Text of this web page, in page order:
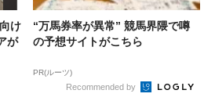
け
が
“万馬券率が異常” 競馬界隈で噂
の予想サイトがこちら
PR(ルーツ)
Recommended by